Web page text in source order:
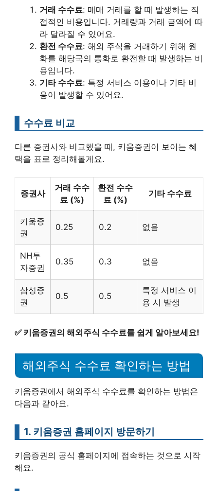
거래 수수료: 매매 거래를 할 때 발생하는 직
접적인 비용입니다. 거래량과 거래 금액에 따
라 달라질 수 있어요.
환전 수수료: 해외 주식을 거래하기 위해 원
화를 해당국의 통화로 환전할 때 발생하는 비
용입니다.
기타 수수료: 특정 서비스 이용이나 기타 비
용이 발생할 수 있어요.
수수료 비교
다른 증권사와 비교했을 때, 키움증권이 보이는 혜
택을 표로 정리해볼게요.
증권사
거래 수수
료 (%)
환전 수수
료 (%)
기타 수수료
키움증
권
0.25 0.2 없음
NH투
자증권
0.35 0.3 없음
삼성증
권
0.5 0.5
특정 서비스 이
용 시 발생
✅ 키움증권의 해외주식 수수료를 쉽게 알아보세요!
해외주식 수수료 확인하는 방법
키움증권에서 해외주식 수수료를 확인하는 방법은
다음과 같아요.
1. 키움증권 홈페이지 방문하기
키움증권의 공식 홈페이지에 접속하는 것으로 시작
해요.